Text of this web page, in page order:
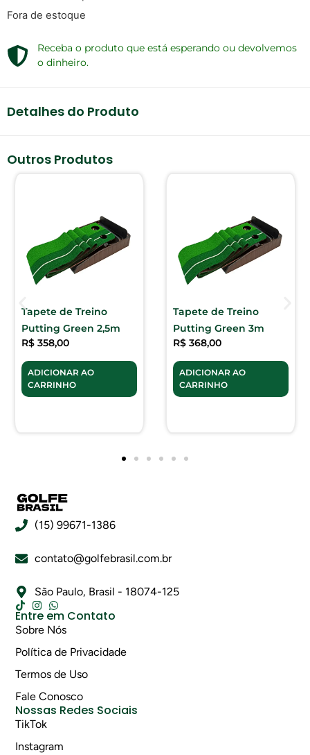
Fora de estoque
Receba o produto que está esperando ou devolvemos
o dinheiro.
Detalhes do Produto
Outros Produtos
Tapete de Treino
Putting Green 2,5m
R$ 358,00
ADICIONAR AO
CARRINHO
Tapete de Treino
Putting Green 3m
R$ 368,00
ADICIONAR AO
CARRINHO
(15) 99671-1386
contato@golfebrasil.com.br
São Paulo, Brasil - 18074-125
Entre em Contato
Sobre Nós
Política de Privacidade
Termos de Uso
Fale Conosco
Nossas Redes Sociais
TikTok
Instagram